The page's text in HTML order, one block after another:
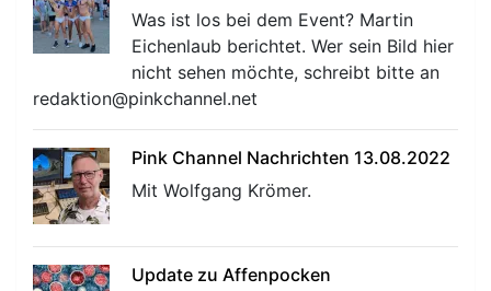
Was ist los bei dem Event? Martin
Eichenlaub berichtet. Wer sein Bild hier
nicht sehen möchte, schreibt bitte an
redaktion@pinkchannel.net
Pink Channel Nachrichten 13.08.2022
Mit Wolfgang Krömer.
Update zu Affenpocken